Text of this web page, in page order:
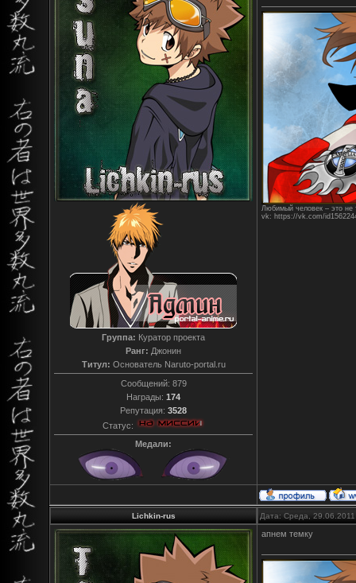
Группа: Куратор проекта
Ранг: Джонин
Титул: Основатель Naruto-portal.ru
Сообщений: 879
Награды: 174
Репутация: 3528
Статус:
Медали:
Любимый человек – это не
vk: https://vk.com/
Lichkin-rus Дата: Среда,
апнем темку